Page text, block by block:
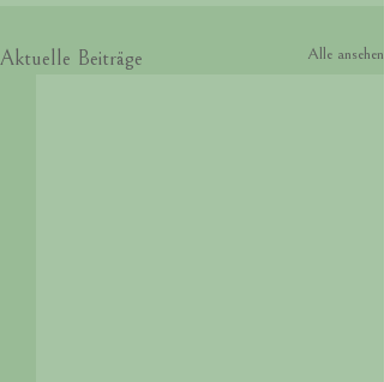
Aktuelle Beiträge Alle ansehen